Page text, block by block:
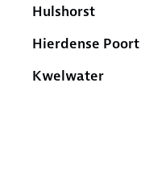
Hulshorst
Hierdense Poort
Kwelwater